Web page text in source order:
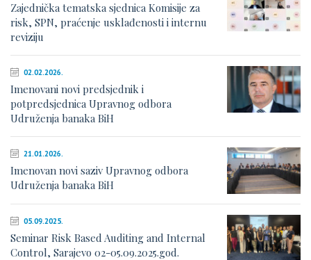
Zajednička tematska sjednica Komisije za
risk, SPN, praćenje usklađenosti i internu
reviziju
02.02.2026.
Imenovani novi predsjednik i
potpredsjednica Upravnog odbora
Udruženja banaka BiH
21.01.2026.
Imenovan novi saziv Upravnog odbora
Udruženja banaka BiH
05.09.2025.
Seminar Risk Based Auditing and Internal
Control, Sarajevo 02-05.09.2025.god.